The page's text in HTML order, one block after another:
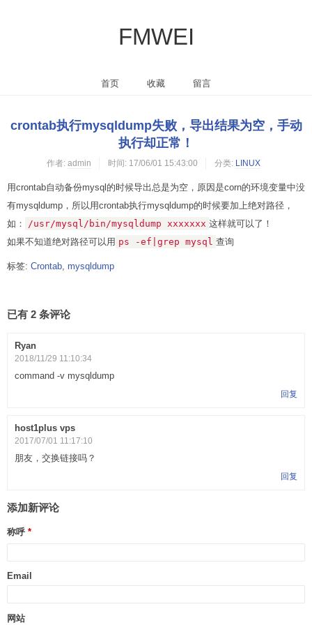
FMWEI
首页 收藏 留言
crontab执行mysqldump失败，导出结果为空，手动
执行却正常！
作者: admin 时间: 17/06/01 15:43:00 分类: LINUX
用crontab自动备份mysql的时候导出总是为空，原因是corn的环境变量中没
有mysqldump，所以用crontab执行mysqldump的时候要加上绝对路径，
如：
/usr/mysql/bin/mysqldump xxxxxxx 这样就可以了！
如果不知道绝对路径可以用 ps -ef|grep mysql 查询
标签: Crontab mysqldump
已有 2 条评论
Ryan
2018/11/29 11:10:34
command -v mysqldump
回复
host1plus vps
2017/07/01 11:17:10
朋友，交换链接吗？
回复
添加新评论
称呼
Email
网站